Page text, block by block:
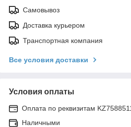
Самовывоз
Доставка курьером
Транспортная компания
Все условия доставки
Условия оплаты
Оплата по реквизитам
Наличными